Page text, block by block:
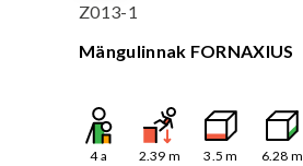
Z013-1
Mängulinnak FORNAXIUS
4a 2.39 m 3.5 m 6.28 m